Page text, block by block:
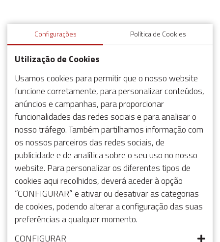
Configurações Política de Cookies
Utilização de Cookies
Usamos cookies para permitir que o nosso website
funcione corretamente, para personalizar conteúdos,
anúncios e campanhas, para proporcionar
funcionalidades das redes sociais e para analisar o
nosso tráfego. Também partilhamos informação com
os nossos parceiros das redes sociais, de
publicidade e de analítica sobre o seu uso no nosso
website. Para personalizar os diferentes tipos de
cookies aqui recolhidos, deverá aceder à opção
“CONFIGURAR” e ativar ou desativar as categorias
de cookies, podendo alterar a configuração das suas
preferências a qualquer momento.
CONFIGURAR